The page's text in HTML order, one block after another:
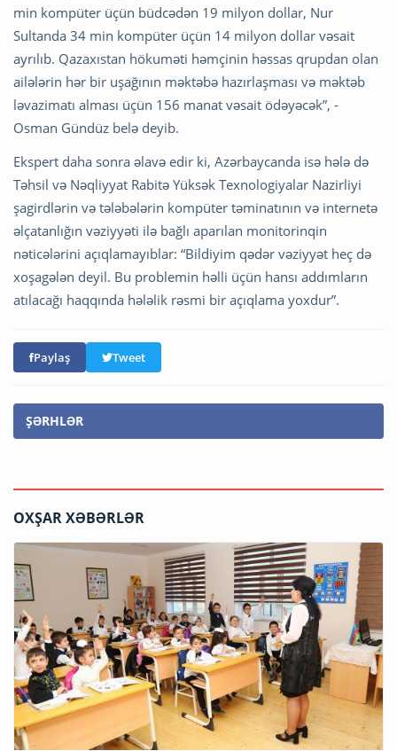
min kompüter üçün büdcədən 19 milyon dollar, Nur
Sultanda 34 min kompüter üçün 14 milyon dollar vəsait
ayrılıb. Qazaxıstan hökuməti həmçinin həssas qrupdan olan
ailələrin hər bir uşağının məktəbə hazırlaşması və məktəb
ləvazimatı alması üçün 156 manat vəsait ödəyəcək”, -
Osman Gündüz belə deyib.
Ekspert daha sonra əlavə edir ki, Azərbaycanda isə hələ də
Təhsil və Nəqliyyat Rabitə Yüksək Texnologiyalar Nazirliyi
şagirdlərin və tələbələrin kompüter təminatının və internetə
əlçatanlığın vəziyyəti ilə bağlı aparılan monitorinqin
nəticələrini açıqlamayıblar: “Bildiyim qədər vəziyyət heç də
xoşagələn deyil. Bu problemin həlli üçün hansı addımların
atılacağı haqqında hələlik rəsmi bir açıqlama yoxdur”.
Paylaş Tweet
ŞƏRHLƏR
OXŞAR XƏBƏRLƏR